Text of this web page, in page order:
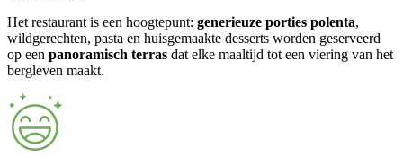
Het restaurant is een hoogtepunt: generieuze porties polenta,
wildgerechten, pasta en huisgemaakte desserts worden geserveerd
op een panoramisch terras dat elke maaltijd tot een viering van het
bergleven maakt.